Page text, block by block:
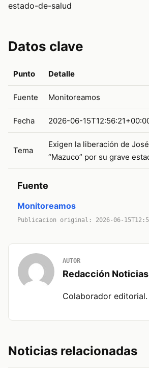
estado-de-salud
Datos clave
Punto Detalle
Fuente Monitoreamos
Fecha 2026-06-
Tema
Exigen la liberación de
“Mazuco” por su grave
Fuente
Monitoreamos
Publicacion original: 2026-06-
AUTOR
Redacción
Colaborador editorial.
Noticias relacionadas